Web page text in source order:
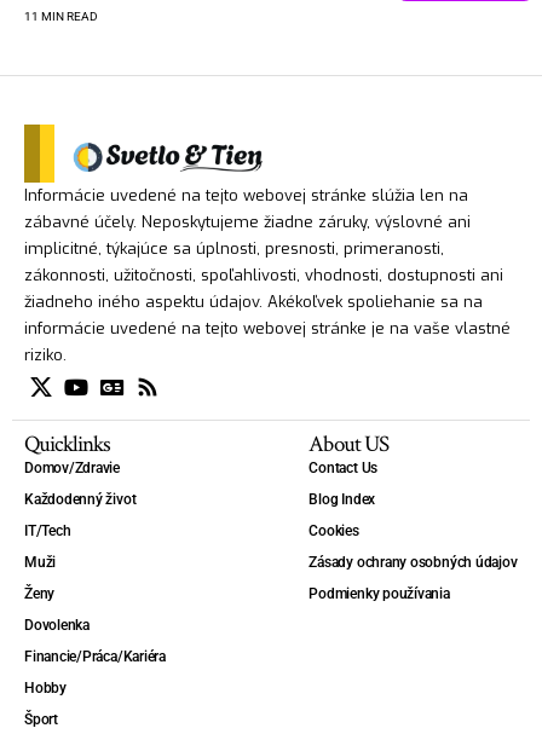
11 MIN READ
Informácie uvedené na tejto webovej stránke slúžia len na
zábavné účely. Neposkytujeme žiadne záruky, výslovné ani
implicitné, týkajúce sa úplnosti, presnosti, primeranosti,
zákonnosti, užitočnosti, spoľahlivosti, vhodnosti, dostupnosti ani
žiadneho iného aspektu údajov. Akékoľvek spoliehanie sa na
informácie uvedené na tejto webovej stránke je na vaše vlastné
riziko.
Quicklinks
Domov/Zdravie
Každodenný život
IT/Tech
Muži
Ženy
Dovolenka
Financie/Práca/Kariéra
Hobby
Šport
About US
Contact Us
Blog Index
Cookies
Zásady ochrany osobných údajov
Podmienky používania